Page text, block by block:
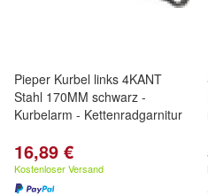
Pieper Kurbel links 4KANT
Stahl 170MM schwarz -
Kurbelarm - Kettenradgarnitur
16,89 €
Kostenloser Versand